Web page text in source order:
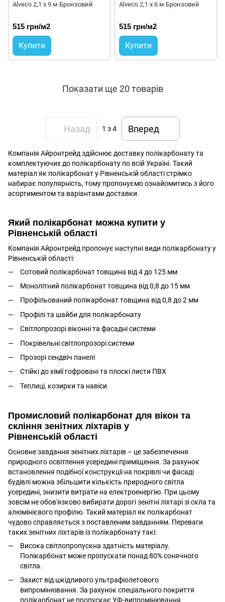
Alveco 2,1 x 9 м Бронзовий
515 грн/м2
Купити
Alveco 2,1 x 6 м Бронзовий
515 грн/м2
Купити
Показати ще 20 товарів
Назад 1 з 4 Вперед
Компанія Айронтрейд здійснює доставку полікарбонату та
комплектуючих до полікарбонату по всій Україні. Такий
матеріал як полікарбонат у Рівненській області стрімко
набирає популярність, тому пропонуємо ознайомитись з його
асортиментом та варіантами доставки.
Який полікарбонат можна купити у
Рівненській області
Компанія Айронтрейд пропонує наступні види полікарбонату у
Рівненській області:
Сотовий полікарбонат товщина від 4 до 125 мм
Монолітний полікарбонат товщина від 0,8 до 15 мм
Профільований полікарбонат товщина від 0,8 до 2 мм
Профілі та шайби для полікарбонату
Світлопрозорі віконні та фасадні системи
Покрівельні світлопрозорі системи
Прозорі сендвіч панелі
Стійкі до хімії гофровані та плоскі листи ПВХ
Теплиці, козирки та навіси
Промисловий полікарбонат для вікон та
скління зенітних ліхтарів у
Рівненській області
Основне завдання зенітних ліхтарів – це забезпечення
природного освітлення усередині приміщення. За рахунок
встановлення подібної конструкції на покрівлі чи фасаді
будівлі можна збільшити кількість природного світла
усередині, знизити витрати на електроенергію. При цьому
зовсім не обов'язково вибирати дорогі зенітні ліхтарі зі скла та
алюмінієвого профілю. Такий матеріал як полікарбонат
чудово справляється з поставленим завданням. Переваги
таких зенітних ліхтарів із полікарбонату такі:
Висока світлопропускна здатність матеріалу.
Полікарбонат може пропускати понад 80% сонячного
світла.
Захист від шкідливого ультрафіолетового
випромінювання. За рахунок спеціального покриття
полікарбонат не пропускає УФ-випромінювання.